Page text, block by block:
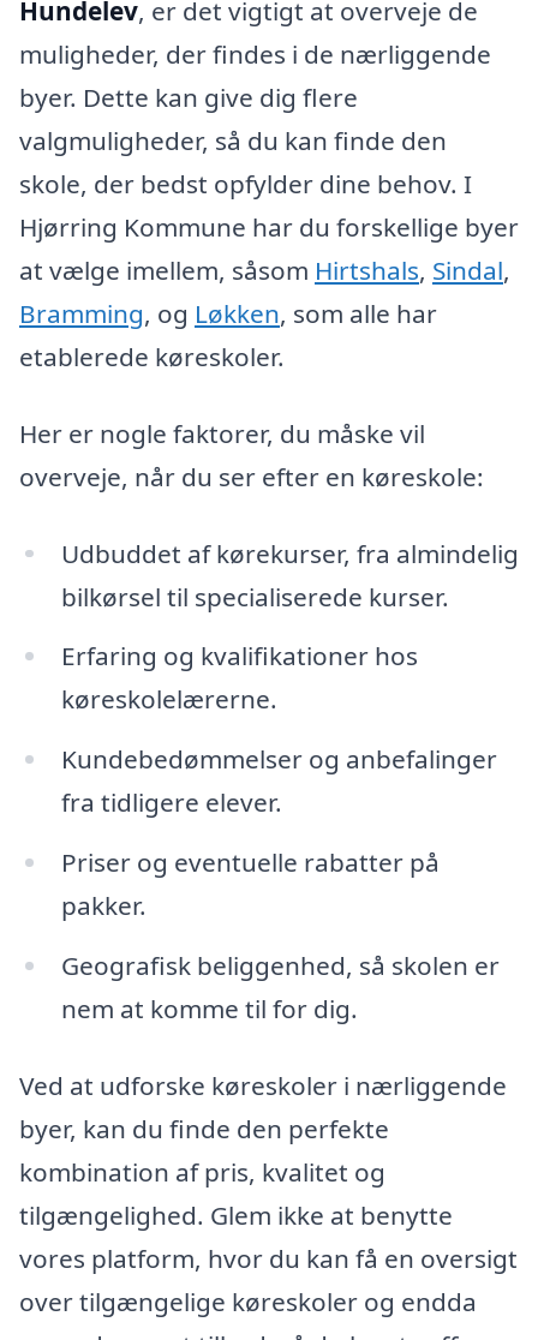
Hundelev, er det vigtigt at overveje de
muligheder, der findes i de nærliggende
byer. Dette kan give dig flere
valgmuligheder, så du kan finde den
skole, der bedst opfylder dine behov. I
Hjørring Kommune har du forskellige byer
at vælge imellem, såsom Hirtshals, Sindal,
Bramming, og Løkken, som alle har
etablerede køreskoler.
Her er nogle faktorer, du måske vil
overveje, når du ser efter en køreskole:
Udbuddet af kørekurser, fra almindelig
bilkørsel til specialiserede kurser.
Erfaring og kvalifikationer hos
køreskolelærerne.
Kundebedømmelser og anbefalinger
fra tidligere elever.
Priser og eventuelle rabatter på
pakker.
Geografisk beliggenhed, så skolen er
nem at komme til for dig.
Ved at udforske køreskoler i nærliggende
byer, kan du finde den perfekte
kombination af pris, kvalitet og
tilgængelighed. Glem ikke at benytte
vores platform, hvor du kan få en oversigt
over tilgængelige køreskoler og endda